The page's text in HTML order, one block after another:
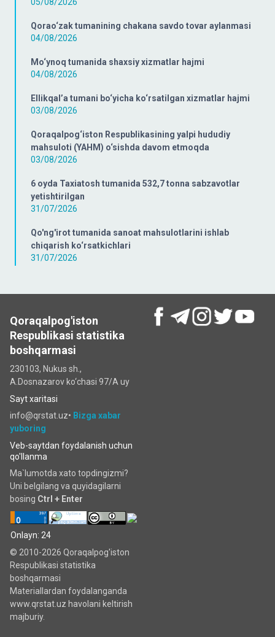
Qorao‘zak tumanining chakana savdo tovar aylanmasi
04/08/2026
Mo‘ynoq tumanida shaxsiy xizmatlar hajmi
04/08/2026
Ellikqal’a tumani bo‘yicha ko‘rsatilgan xizmatlar hajmi
03/08/2026
Qoraqalpog‘iston Respublikasining yalpi hududiy
mahsuloti (YAHM) o‘sishda davom etmoqda
03/08/2026
6 oyda Taxiatosh tumanida 532,7 tonna sabzavotlar
yetishtirilgan
31/07/2026
Qo'ng'irot tumanida sanoat mahsulotlarini ishlab
chiqarish ko‘rsatkichlari
31/07/2026
Qoraqalpog'iston
Respublikasi statistika
boshqarmasi
230103, Nukus sh.,
A.Dosnazarov ko‘chаsi 97/A uy
Sayt xaritasi
info@qrstat.uz• Bizga xabar
yuboring
Veb-saytdan foydalanish uchun
qo'llanma
Ma`lumotda xato topdingizmi?
Uni belgilang va quyidagilarni
bosing Ctrl + Enter
Onlayn: 24
© 2010-2026 Qoraqalpog'iston
Respublikasi statistika
boshqarmasi
Materiallardan foydalanganda
www.qrstat.uz havolani keltirish
majburiy.